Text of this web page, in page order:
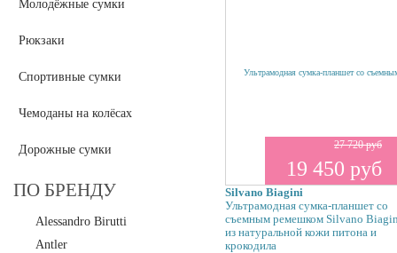
Молодёжные сумки
Рюкзаки
Спортивные сумки
Чемоданы на колёсах
Дорожные сумки
ПО БРЕНДУ
Alessandro Birutti
Antler
27 720 руб
19 450 руб
Silvano Biagini
Ультрамодная сумка-планшет со
съемным ремешком Silvano
из натуральной кожи питона и
крокодила